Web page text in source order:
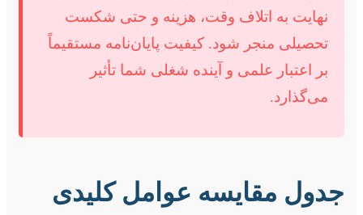
نهایت به اتلاف وقت، هزینه و حتی شکست
تحصیلی منجر شود. کیفیت پایان‌نامه مستقیماً
بر اعتبار علمی و آینده شغلی شما تأثیر
می‌گذارد.
جدول مقایسه عوامل کلیدی